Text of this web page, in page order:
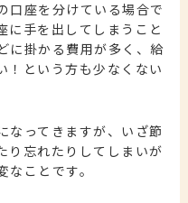
口座を分けている場合で
に手を出してしまうこと
に掛かる費用が多く、給
！という方も少なくない
なってきますが、いざ節
り忘れたりしてしまいが
ことです。